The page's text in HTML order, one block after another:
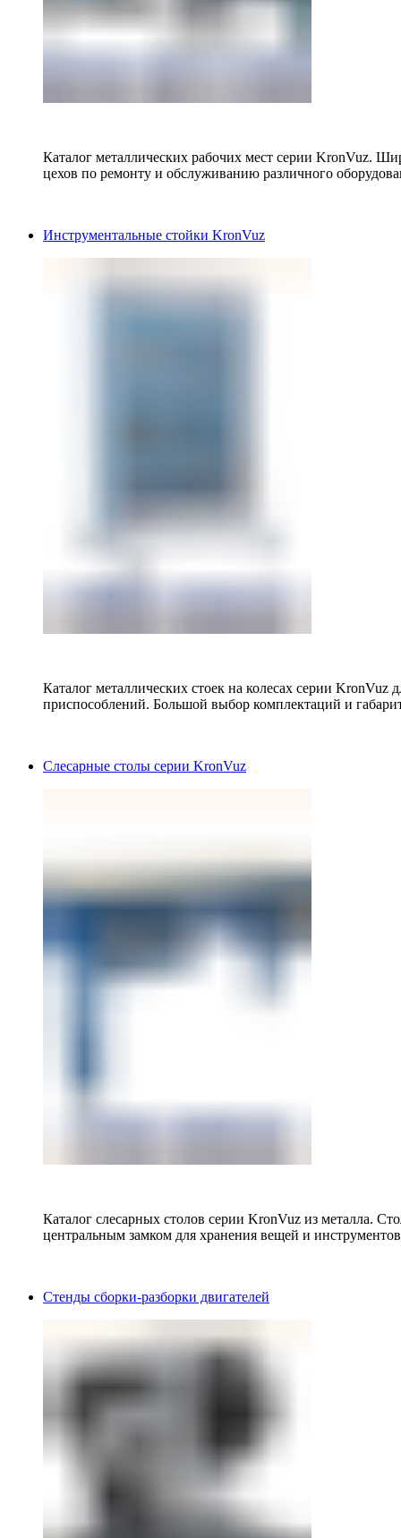
Каталог металлических рабочих мест серии KronVuz.
цехов по ремонту и обслуживанию различного
Инструментальные стойки KronVuz
Каталог металлических стоек на колесах серии KronVuz
приспособлений. Большой выбор комплектаций и
Слесарные столы серии KronVuz
Каталог слесарных столов серии KronVuz из металла.
центральным замком для хранения вещей и
Стенды сборки-разборки двигателей